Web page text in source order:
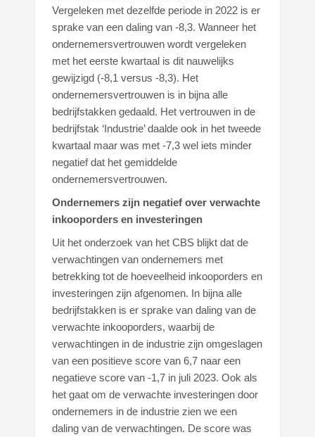
Vergeleken met dezelfde periode in 2022 is er
sprake van een daling van -8,3. Wanneer het
ondernemersvertrouwen wordt vergeleken
met het eerste kwartaal is dit nauwelijks
gewijzigd (-8,1 versus -8,3). Het
ondernemersvertrouwen is in bijna alle
bedrijfstakken gedaald. Het vertrouwen in de
bedrijfstak ‘Industrie’ daalde ook in het tweede
kwartaal maar was met -7,3 wel iets minder
negatief dat het gemiddelde
ondernemersvertrouwen.
Ondernemers zijn negatief over verwachte
inkooporders en investeringen
Uit het onderzoek van het CBS blijkt dat de
verwachtingen van ondernemers met
betrekking tot de hoeveelheid inkooporders en
investeringen zijn afgenomen. In bijna alle
bedrijfstakken is er sprake van daling van de
verwachte inkooporders, waarbij de
verwachtingen in de industrie zijn omgeslagen
van een positieve score van 6,7 naar een
negatieve score van -1,7 in juli 2023. Ook als
het gaat om de verwachte investeringen door
ondernemers in de industrie zien we een
daling van de verwachtingen. De score was